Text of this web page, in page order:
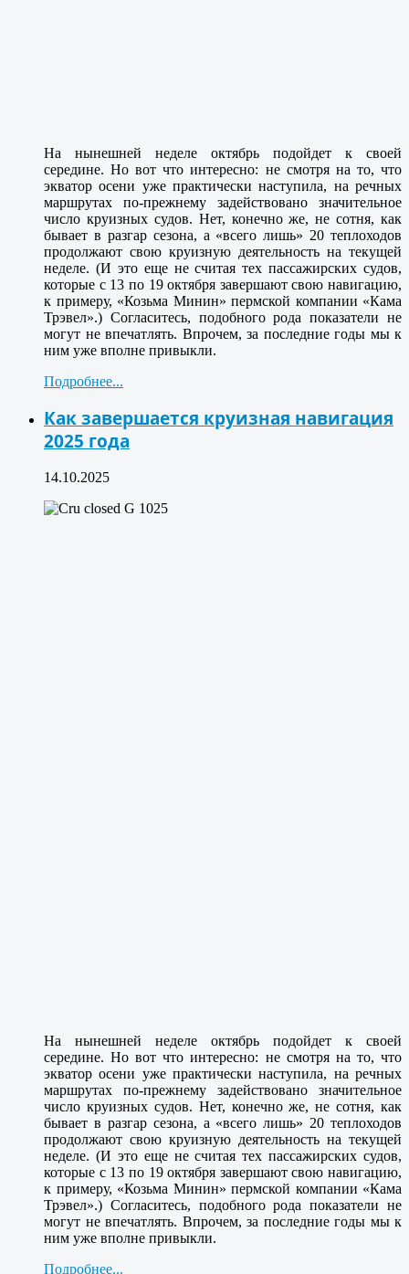
На нынешней неделе октябрь подойдет к своей
середине. Но вот что интересно: не смотря на то, что
экватор осени уже практически наступила, на речных
маршрутах по-прежнему задействовано значительное
число круизных судов. Нет, конечно же, не сотня, как
бывает в разгар сезона, а «всего лишь» 20 теплоходов
продолжают свою круизную деятельность на текущей
неделе. (И это еще не считая тех пассажирских судов,
которые с 13 по 19 октября завершают свою навигацию,
к примеру, «Козьма Минин» пермской компании «Кама
Трэвел».) Согласитесь, подобного рода показатели не
могут не впечатлять. Впрочем, за последние годы мы к
ним уже вполне привыкли.
Подробнее...
Как завершается круизная навигация
2025 года
14.10.2025
На нынешней неделе октябрь подойдет к своей
середине. Но вот что интересно: не смотря на то, что
экватор осени уже практически наступила, на речных
маршрутах по-прежнему задействовано значительное
число круизных судов. Нет, конечно же, не сотня, как
бывает в разгар сезона, а «всего лишь» 20 теплоходов
продолжают свою круизную деятельность на текущей
неделе. (И это еще не считая тех пассажирских судов,
которые с 13 по 19 октября завершают свою навигацию,
к примеру, «Козьма Минин» пермской компании «Кама
Трэвел».) Согласитесь, подобного рода показатели не
могут не впечатлять. Впрочем, за последние годы мы к
ним уже вполне привыкли.
Подробнее...